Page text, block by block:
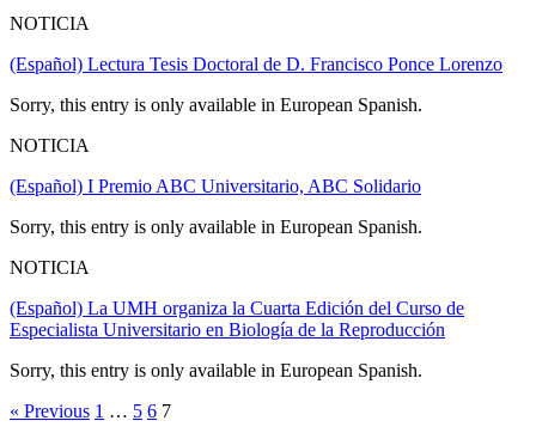
NOTICIA
(Español) Lectura Tesis Doctoral de D. Francisco Ponce Lorenzo
Sorry, this entry is only available in European Spanish.
NOTICIA
(Español) I Premio ABC Universitario, ABC Solidario
Sorry, this entry is only available in European Spanish.
NOTICIA
(Español) La UMH organiza la Cuarta Edición del Curso de
Especialista Universitario en Biología de la Reproducción
Sorry, this entry is only available in European Spanish.
« Previous 1 … 5 6 7